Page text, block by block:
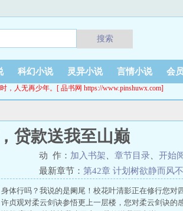
搜索
科幻小说 灵异小说 言情小说 会
，人无再少年。[ 品书网 https://www.pinshuwx.com]
贷款送我至山巅
动 作： 加入书架 章节目录
开始
最新章节： 第42章 计划树欲静而风
体行吗？我说的是阑尾！校花叶清影正在修行您对
贞观对柔云剑诀参悟更上一层楼，您对柔云剑诀的